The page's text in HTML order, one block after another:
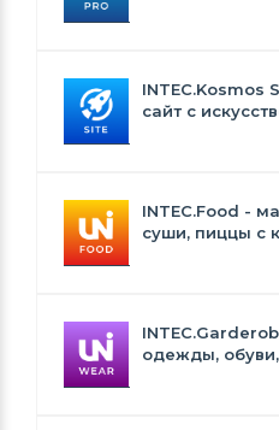
INTEC.Kosmos
сайт с
INTEC.Food -
суши, пиццы с
одежды,